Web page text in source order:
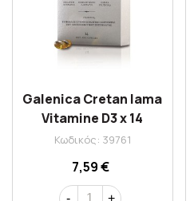
Galenica Cretan Iama
Vitamine D3 x 14
Softgels
Κωδικός: 39761
7,59 €
- +